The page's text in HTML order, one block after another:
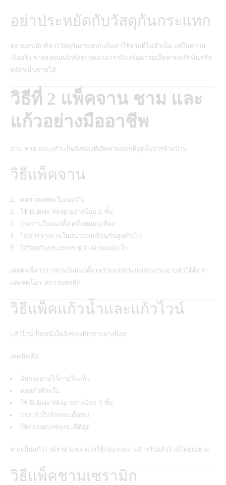
อย่าประหยัดกับวัสดุกันกระแทก
หลายคนมักคิดว่าวัสดุกันกระแทกเป็นค่าใช้จ่ายที่ไม่จำเป็น แต่ในความ
เป็นจริง การลงทุนหลักร้อยบาทสามารถป้องกันความเสียหายหลักพันหรือ
หลักหมื่นบาทได้
วิธีที่ 2 แพ็คจาน ชาม และ
แก้วอย่างมืออาชีพ
จาน ชาม และแก้ว เป็นสิ่งของที่เสียหายบ่อยที่สุดในการย้ายบ้าน
วิธีแพ็คจาน
ห่อจานแต่ละใบแยกกัน
ใช้ Bubble Wrap อย่างน้อย 2 ชั้น
วางจานในแนวตั้งเหมือนแผ่นเสียง
ไม่ควรวางจานในแนวนอนซ้อนกันสูงเกินไป
ใส่วัสดุกันกระแทกระหว่างจานแต่ละใบ
เหตุผลที่ควรวางจานในแนวตั้ง เพราะแรงกระแทกจะกระจายตัวได้ดีกว่า
และลดโอกาสการแตกหัก
วิธีแพ็คแก้วน้ำและแก้วไวน์
แก้วไวน์เป็นหนึ่งในสิ่งของที่เปราะบางที่สุด
เทคนิคคือ
ยัดกระดาษไว้ภายในแก้ว
ห่อแก้วทีละใบ
ใช้ Bubble Wrap อย่างน้อย 3 ชั้น
วางแก้วในลักษณะตั้งตรง
ใช้กล่องแบ่งช่องจะดีที่สุด
หากเป็นแก้วไวน์ราคาแพง ควรใช้กล่องเฉพาะสำหรับแก้วไวน์โดยเฉพาะ
วิธีแพ็คชามเซรามิก